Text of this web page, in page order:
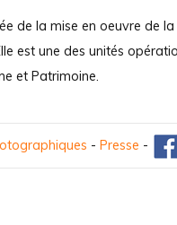
de la mise en oeuvre de
est une des unités
et Patrimoine.
- Presse -